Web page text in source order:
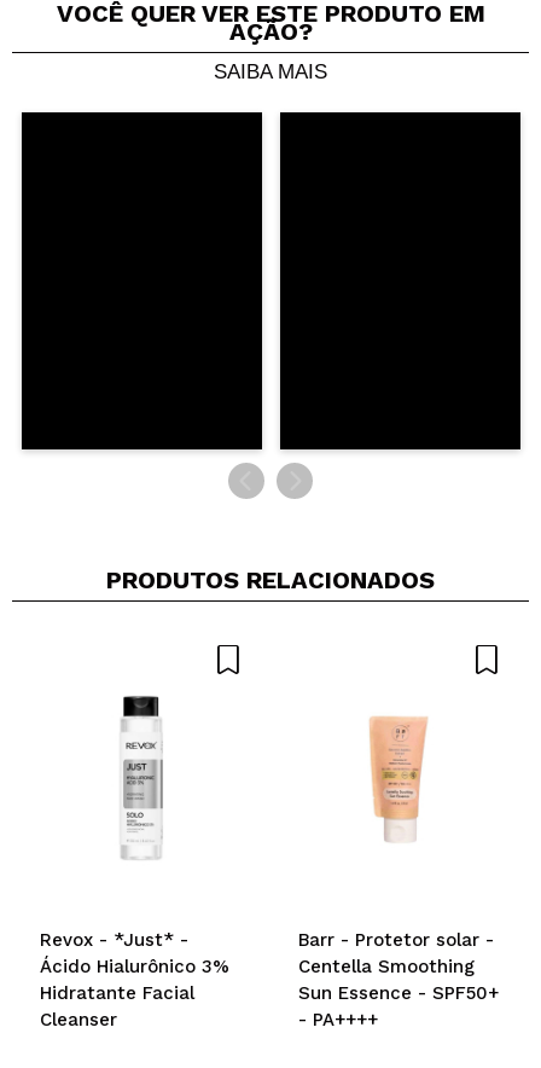
Recomenda esta compra?
5/5
VOCÊ QUER VER ESTE PRODUTO EM
AÇÃO?
SAIBA MAIS
PRODUTOS RELACIONADOS
Revox - *Just* -
Ácido Hialurônico 3%
Hidratante Facial
Cleanser
Barr - Protetor solar -
Centella Smoothing
Sun Essence - SPF50+
- PA++++